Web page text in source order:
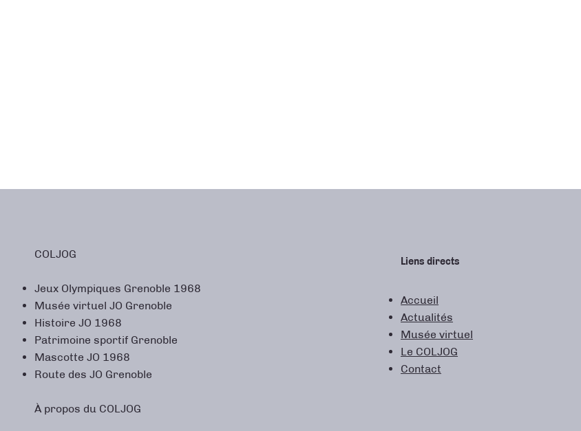
COLJOG
Jeux Olympiques Grenoble 1968
Musée virtuel JO Grenoble
Histoire JO 1968
Patrimoine sportif Grenoble
Mascotte JO 1968
Route des JO Grenoble
À propos du COLJOG
Liens directs
Accueil
Actualités
Musée virtuel
Le COLJOG
Contact